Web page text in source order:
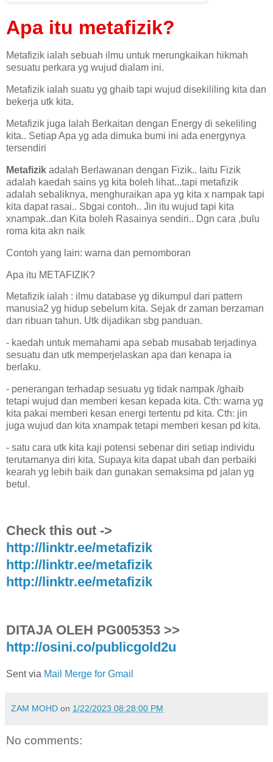
Apa itu metafizik?
Metafizik ialah sebuah ilmu untuk merungkaikan hikmah
sesuatu perkara yg wujud dialam ini.
Metafizik ialah suatu yg ghaib tapi wujud disekililing kita dan
bekerja utk kita.
Metafizik juga Ialah Berkaitan dengan Energy di sekeliling
kita.. Setiap Apa yg ada dimuka bumi ini ada energynya
tersendiri
Metafizik adalah Berlawanan dengan Fizik.. Iaitu Fizik
adalah kaedah sains yg kita boleh lihat...tapi metafizik
adalah sebaliknya, menghuraikan apa yg kita x nampak tapi
kita dapat rasai.. Sbgai contoh.. Jin itu wujud tapi kita
xnampak..dan Kita boleh Rasainya sendiri.. Dgn cara ,bulu
roma kita akn naik
Contoh yang lain: warna dan pernomboran
Apa itu METAFIZIK?
Metafizik ialah : ilmu database yg dikumpul dari pattern
manusia2 yg hidup sebelum kita. Sejak dr zaman berzaman
dan ribuan tahun. Utk dijadikan sbg panduan.
- kaedah untuk memahami apa sebab musabab terjadinya
sesuatu dan utk memperjelaskan apa dan kenapa ia
berlaku.
- penerangan terhadap sesuatu yg tidak nampak /ghaib
tetapi wujud dan memberi kesan kepada kita. Cth: warna yg
kita pakai memberi kesan energi tertentu pd kita. Cth: jin
juga wujud dan kita xnampak tetapi memberi kesan pd kita.
- satu cara utk kita kaji potensi sebenar diri setiap individu
terutamanya diri kita. Supaya kita dapat ubah dan perbaiki
kearah yg lebih baik dan gunakan semaksima pd jalan yg
betul.
Check this out ->
http://linktr.ee/metafizik
http://linktr.ee/metafizik
http://linktr.ee/metafizik
DITAJA OLEH PG005353 >>
http://osini.co/publicgold2u
Sent via Mail Merge for Gmail
ZAM MOHD on 1/22/2023 08:28:00 PM
No comments: